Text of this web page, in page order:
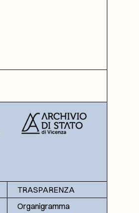
TRASPARENZA
Organigramma